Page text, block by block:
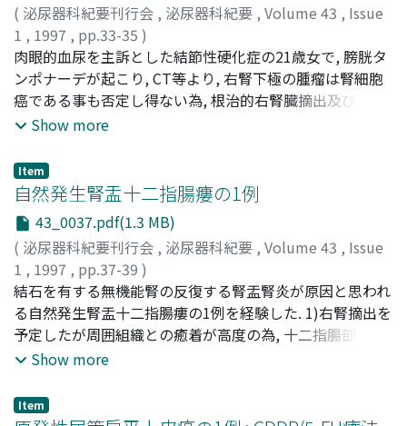
( 泌尿器科紀要刊行会 , 泌尿器科紀要 , Volume 43 , Issue
1 , 1997 , pp.33-35 )
杉本, 雅一;高村, 真一;Sugimoto, Masakazu;Takamura,
Shin-ichi
肉眼的血尿を主訴とした結節性硬化症の21歳女で, 膀胱タ
ンポナーデが起こり, CT等より, 右腎下極の腫瘤は腎細胞
癌である事も否定し得ない為, 根治的右腎臓摘出及び後腹
膜リンパ節郭清を行った.組織学的に, 下腎杯から腎実質部
部位以外の腎実質には多発性腎血管筋脂肪腫が認められ
た.腎静脈への腎細胞癌の浸潤が認められた為, インターフ
ェロンα-2aを投与した.現在, 外来で経過観察中である
Show more
Item
自然発生腎盂十二指腸瘻の1例
43_0037.pdf(1.3 MB)
( 泌尿器科紀要刊行会 , 泌尿器科紀要 , Volume 43 , Issue
1 , 1997 , pp.37-39 )
長妻, 克己;内田, 厚;宮川, 絢子;宮川, 絢子;馬場, 志朗;村
井, 勝;高橋, 伸;Nagatsuma, Katsumi;Uchida, Aatsushi;
Miyakawa, Ayako;Baba, Shiro;Murai, Masaru;Takahashi,
Shin
結石を有する無機能腎の反復する腎盂腎炎が原因と思われ
る自然発生腎盂十二指腸瘻の1例を経験した. 1)右腎摘出を
予定したが周囲組織との癒着が高度の為, 十二指腸部分切
除・横行結腸合併切除術を行い, 右腎盂十二指腸瘻と診断
したものと思われた. 2)本例は本邦文献上の15例目の自然
発生腎盂十二指腸瘻と思われた. 3)本疾患の治療として, 腎
Show more
Item